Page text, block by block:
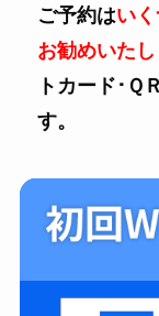
ご予約はい
お勧めいたし
トカード･Ｑ
す。